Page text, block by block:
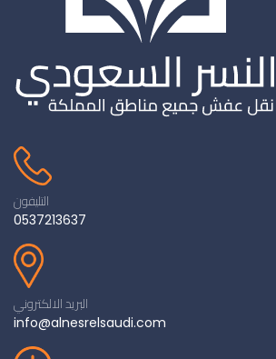
التليفون
0537213637
البريد الالكتروني
info@alnesrelsaudi.com